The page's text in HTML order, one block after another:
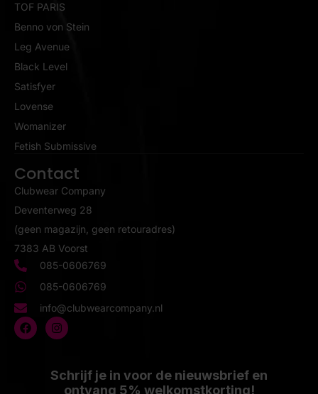
TOF PARIS
Benno von Stein
Leg Avenue
Black Level
Satisfyer
Lovense
Womanizer
Fetish Submissive
Contact
Clubwear Company
Deventerweg 28
(geen magazijn, geen retouradres)
7383 AB Voorst
085-0606769
085-0606769
info@clubwearcompany.nl